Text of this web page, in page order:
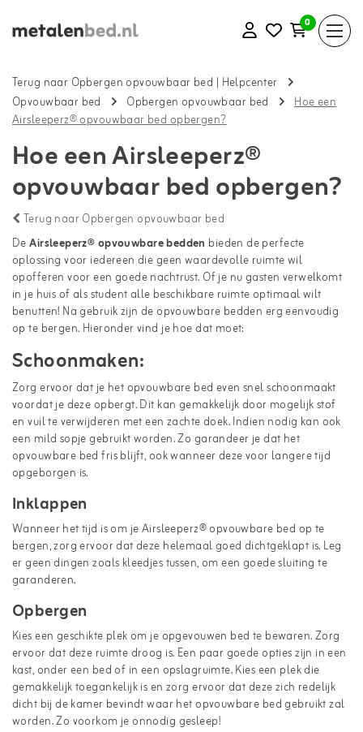
0
Terug naar Opbergen opvouwbaar bed | Helpcenter
Opvouwbaar bed
Opbergen opvouwbaar bed
Hoe een
Airsleeperz® opvouwbaar bed opbergen?
Hoe een Airsleeperz®
opvouwbaar bed opbergen?
Terug naar Opbergen opvouwbaar bed
DeAirsleeperz® opvouwbare bedden bieden de perfecte
oplossing voor iedereen die geen waardevolle ruimte wil
opofferen voor een goede nachtrust. Of je nu gasten verwelkomt
in je huis of als student alle beschikbare ruimte optimaal wilt
benutten! Na gebruik zijn de opvouwbare bedden erg eenvoudig
op te bergen. Hieronder vind je hoe dat moet:
Schoonmaken:
Zorg ervoor dat je het opvouwbare bed even snel schoonmaakt
voordat je deze opbergt. Dit kan gemakkelijk door mogelijk stof
en vuil te verwijderen met een zachte doek. Indien nodig kan ook
een mild sopje gebruikt worden. Zo garandeer je dat het
opvouwbare bed fris blijft, ook wanneer deze voor langere tijd
opgeborgen is.
Inklappen
Wanneer het tijd is om je Airsleeperz® opvouwbare bed op te
bergen, zorg ervoor dat deze helemaal goed dichtgeklapt is. Leg
er geen dingen zoals kleedjes tussen, om een goede sluiting te
garanderen.
Opbergen
Kies een geschikte plek om je opgevouwen bed te bewaren. Zorg
ervoor dat deze ruimte droog is. Een paar goede opties zijn in een
kast, onder een bed of in een opslagruimte. Kies een plek die
gemakkelijk toegankelijk is en zorg ervoor dat deze zich redelijk
dicht bij de kamer bevindt waar het opvouwbare bed gebruikt zal
worden. Zo voorkom je onnodig gesleep!